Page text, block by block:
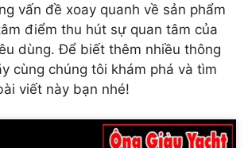
vấn đề xoay quanh về sản phẩm
điểm thu hút sự quan tâm của
dùng. Để biết thêm nhiều thông
cùng chúng tôi khám phá và tìm
viết này bạn nhé!